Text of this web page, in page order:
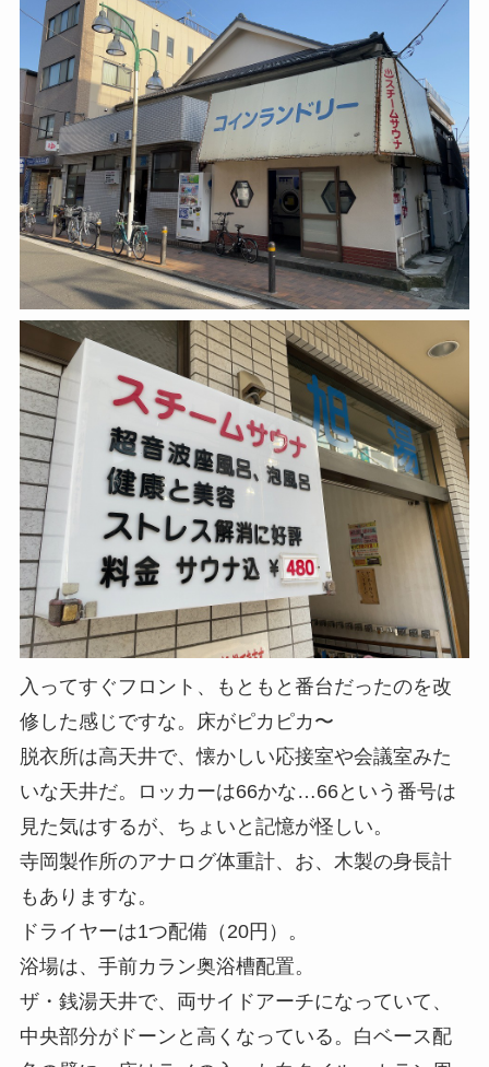
入ってすぐフロント、もともと番台だったのを改
修した感じですな。
床がピカピカ〜
脱衣所は高天井で、懐かしい応接室や会議室みた
いな天井だ。
ロッカーは66かな…66という番号は
見た気はするが、ちょいと記憶が怪しい。
寺岡製作所のアナログ体重計、お、 木製の身長計
もありますな。
ドライヤーは1つ配備（20円）。
浴場は、手前カラン奥浴槽配置。
ザ・銭湯天井で、両サイドアーチになっていて、
中央部分がドーンと高くなっている。 白ベース配